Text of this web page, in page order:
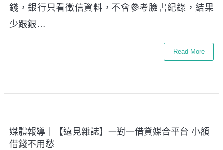
錢，銀行只看徵信資料，不會參考臉書紀錄，結果
少跟銀…
Read More
媒體報導｜【遠見雜誌】一對一借貸媒合平台 小額
借錢不用愁